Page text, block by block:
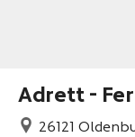
Adrett -
rg26121